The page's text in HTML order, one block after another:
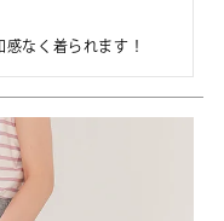
なく着られます！